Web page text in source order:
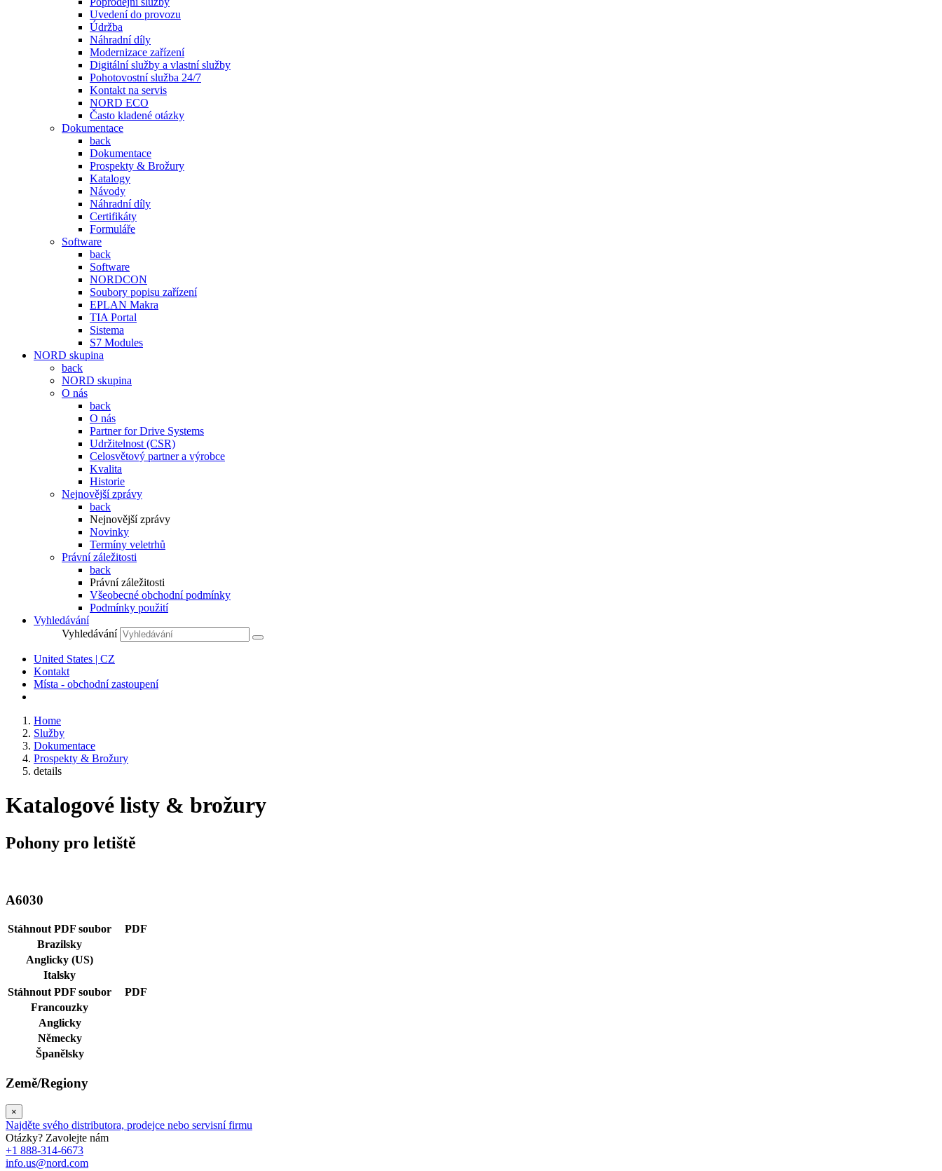
Uvedení do provozu
Údržba
Náhradní díly
Modernizace zařízení
Digitální služby a vlastní služby
Pohotovostní služba 24/7
Kontakt na servis
NORD ECO
Často kladené otázky
Dokumentace
back
Dokumentace
Prospekty & Brožury
Katalogy
Návody
Náhradní díly
Certifikáty
Formuláře
Software
back
Software
NORDCON
Soubory popisu zařízení
EPLAN Makra
TIA Portal
Sistema
S7 Modules
NORD skupina
back
NORD skupina
O nás
back
O nás
Partner for Drive Systems
Udržitelnost (CSR)
Celosvětový partner a výrobce
Kvalita
Historie
Nejnovější zprávy
back
Nejnovější zprávy
Novinky
Termíny veletrhů
Právní záležitosti
back
Právní záležitosti
Všeobecné obchodní podmínky
Podmínky použití
Vyhledávání
Vyhledávání
United States | CZ
Kontakt
Místa - obchodní zastoupení
Home
Služby
Dokumentace
Prospekty & Brožury
details
Katalogové listy & brožury
Pohony pro letiště
A6030
Stáhnout PDF soubor
PDF
Brazilsky
Anglicky (US)
Italsky
Stáhnout PDF soubor
PDF
Francouzky
Anglicky
Německy
Španělsky
Země/Regiony
×
Najděte svého distributora, prodejce nebo servisní firmu
Otázky? Zavolejte nám
+1 888-314-6673
info.us@nord.com